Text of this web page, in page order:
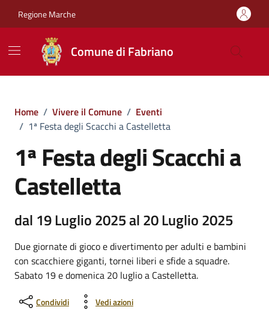
Regione Marche
Comune di Fabriano
Home / Vivere il Comune / Eventi
/ 1ª Festa degli Scacchi a Castelletta
1ª Festa degli Scacchi a
Castelletta
dal 19 Luglio 2025 al 20 Luglio 2025
Due giornate di gioco e divertimento per adulti e bambini
con scacchiere giganti, tornei liberi e sfide a squadre.
Sabato 19 e domenica 20 luglio a Castelletta.
Condividi Vedi azioni